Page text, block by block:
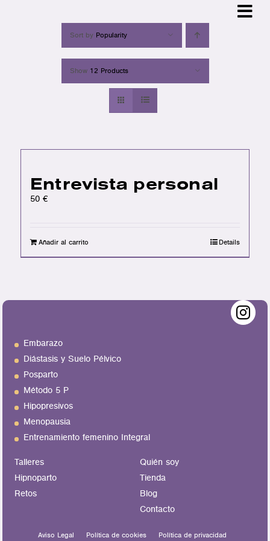
Sort by Popularity
Show 12 Products
Entrevista personal
50€
Añadir al carrito Details
Embarazo
Diástasis y Suelo Pélvico
Posparto
Método 5 P
Hipopresivos
Menopausia
Entrenamiento femenino Integral
Talleres
Hipnoparto
Retos
Quién soy
Tienda
Blog
Contacto
Aviso Legal Política de cookies Política de privacidad